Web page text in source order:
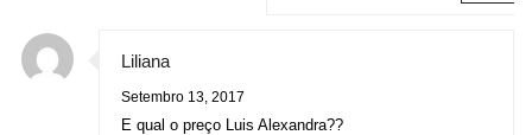
Liliana
Setembro 13, 2017
E qual o preço Luis Alexandra??